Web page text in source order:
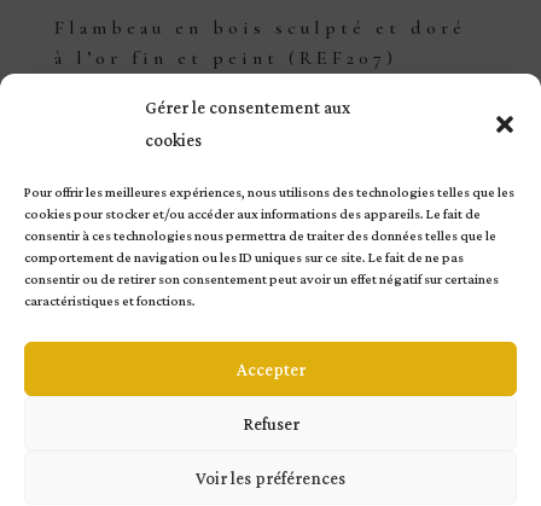
Gérer le consentement aux
cookies
Pour offrir les meilleures expériences, nous utilisons des technologies telles que les
cookies pour stocker et/ou accéder aux informations des appareils. Le fait de
consentir à ces technologies nous permettra de traiter des données telles que le
comportement de navigation ou les ID uniques sur ce site. Le fait de ne pas
consentir ou de retirer son consentement peut avoir un effet négatif sur certaines
caractéristiques et fonctions.
Accepter
Refuser
Voir les préférences
Flambeau en bois sculpté et doré
à l’or fin et peint (REF207)
© Copyright Atelier Garnier – Site réalisé par